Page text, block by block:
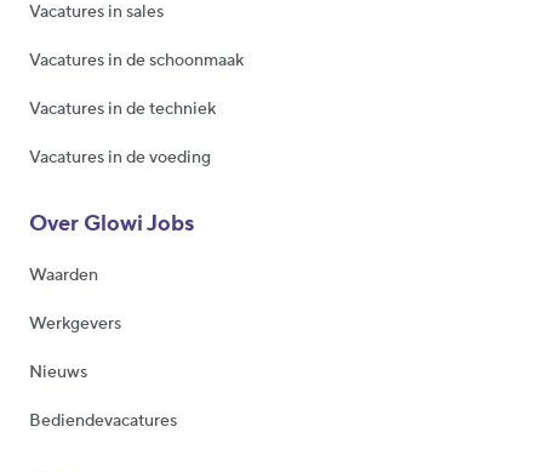
Vacatures in sales
Vacatures in de schoonmaak
Vacatures in de techniek
Vacatures in de voeding
Over Glowi Jobs
Waarden
Werkgevers
Nieuws
Bediendevacatures